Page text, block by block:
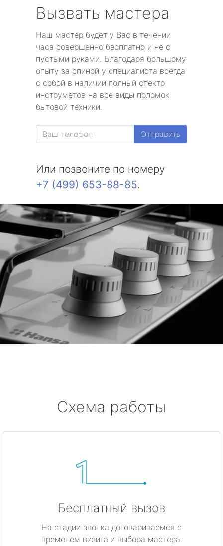
Вызвать мастера
Наш мастер будет у Вас в течении
часа совершенно бесплатно и не с
пустыми руками. Благодаря большому
опыту за спиной у специалиста всегда
с собой в наличии полный спектр
инструметов на все виды поломок
бытовой техники.
Отправить
Или позвоните по номеру
+7 (499) 653-88-85.
Схема работы
Бесплатный вызов
На стадии звонка договариваемся с
временем визита и выбора мастера.